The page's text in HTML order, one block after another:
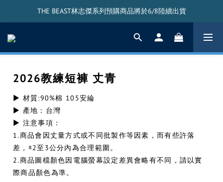
THE BEAST林志傑系列預購商品將於6/8陸續出貨
THE BEAST林志傑系列預購商品將於6/8陸續出貨
THE BEAST搖頭公仔將於5/20陸續出貨
THE BEAST林志傑系列預購商品將於6/8陸續出貨
2026教練短褲 丈青
▶ 材質:90%棉 105安綸
▶ 產地：台灣
▶ 注意事項：
1.商品會因丈量方式或不同批製作等因素，而有些許落
差，±2至3公分內為合理範圍。
2.商品圖檔顏色因電腦螢幕設定差異會略有不同，請以實
際商品顏色為準。